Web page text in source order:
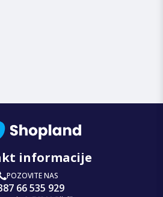
informacije
POZOVITE NAS
66 535 929